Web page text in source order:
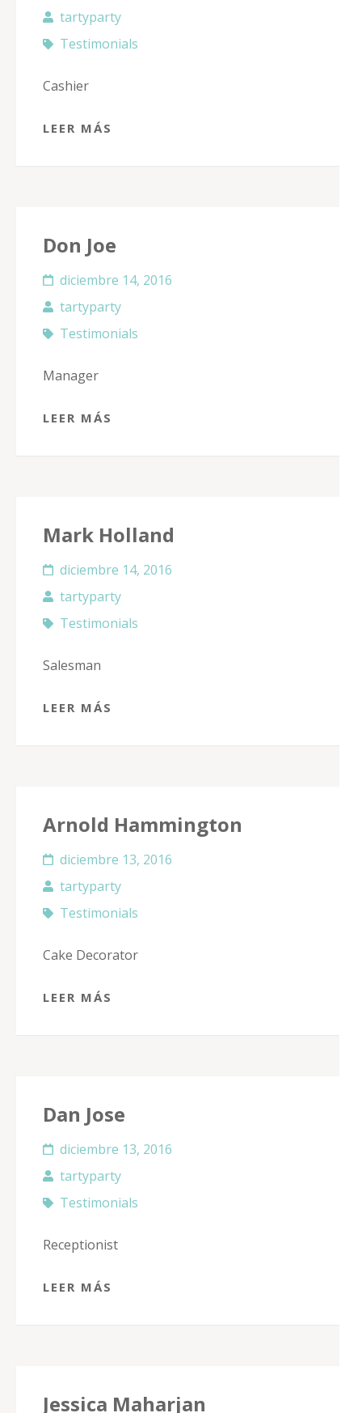
tartyparty
Testimonials
Cashier
LEER MÁS
Don Joe
diciembre 14, 2016
tartyparty
Testimonials
Manager
LEER MÁS
Mark Holland
diciembre 14, 2016
tartyparty
Testimonials
Salesman
LEER MÁS
Arnold Hammington
diciembre 13, 2016
tartyparty
Testimonials
Cake Decorator
LEER MÁS
Dan Jose
diciembre 13, 2016
tartyparty
Testimonials
Receptionist
LEER MÁS
Jessica Maharjan